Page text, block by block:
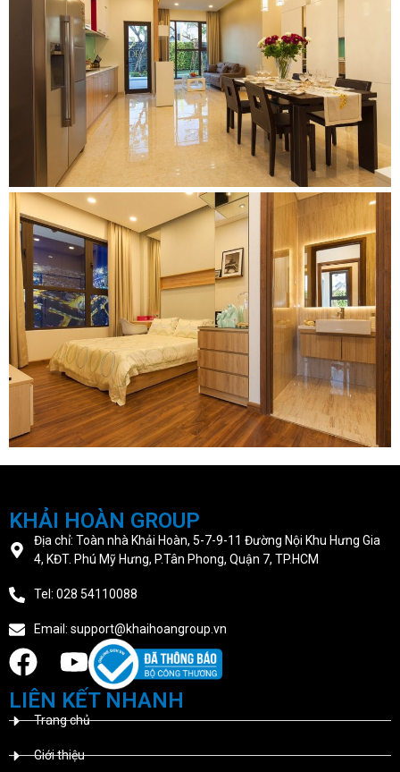
KHẢI HOÀN GROUP
Địa chỉ: Toàn nhà Khải Hoàn, 5-7-9-11 Đường Nội Khu Hưng Gia
4, KĐT. Phú Mỹ Hưng, P.Tân Phong, Quận 7, TP.HCM
Tel: 028 54110088
Email: support@khaihoangroup.vn
LIÊN KẾT NHANH
Trang chủ
Giới thiệu